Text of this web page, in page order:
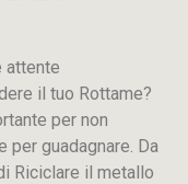
attente
il tuo Rottame?
per non
per guadagnare. Da
Riciclare il metallo